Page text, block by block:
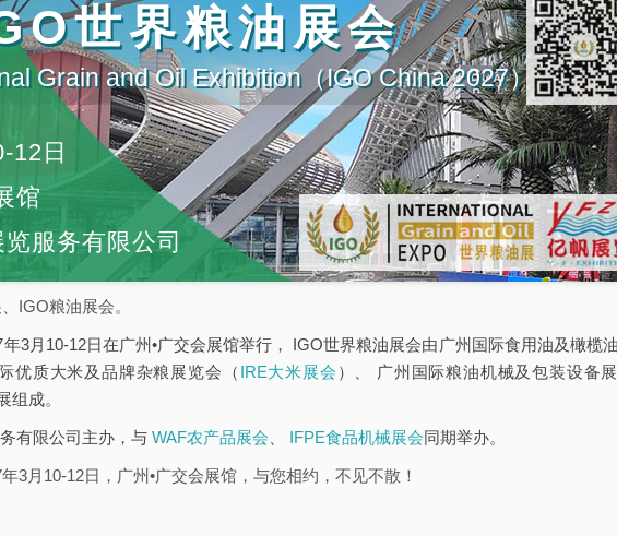
世界粮油展会
Grain and Oil Exhibition（IGO China 2027）
12日
馆
服务有限公司
IGO粮油展会。
3月10-12日在广州•广交会展馆举行， IGO世界粮油展会由广州国际食用油及橄榄
优质大米及品牌杂粮展览会（ IRE大米展会 ）、 广州国际粮油机械及包装设备
组成。
有限公司主办，与 WAF农产品展会 IFPE食品机械展会同期举办。
3月10-12日，广州•广交会展馆，与您相约，不见不散！